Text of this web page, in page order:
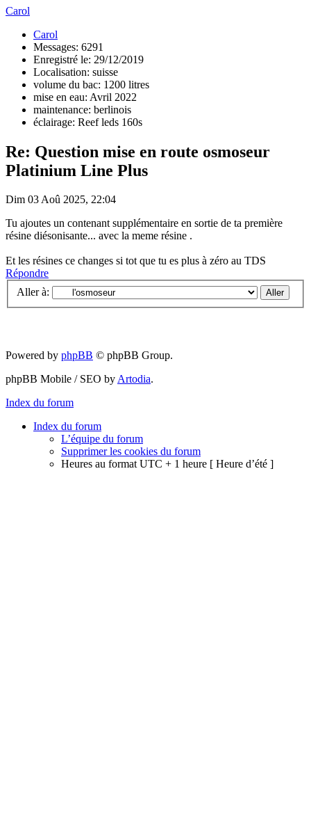
Carol
Carol
Messages: 6291
Enregistré le: 29/12/2019
Localisation: suisse
volume du bac: 1200 litres
mise en eau: Avril 2022
maintenance: berlinois
éclairage: Reef leds 160s
Re: Question mise en route osmoseur
Platinium Line Plus
Dim 03 Aoû 2025, 22:04
Tu ajoutes un contenant supplémentaire en sortie de ta première
résine diésonisante... avec la meme résine .
Et les résines ce changes si tot que tu es plus à zéro au TDS
Répondre
Aller à:
Powered by phpBB © phpBB Group.
phpBB Mobile / SEO by Artodia.
Index du forum
Index du forum
L’équipe du forum
Supprimer les cookies du forum
Heures au format UTC + 1 heure [ Heure d’été ]